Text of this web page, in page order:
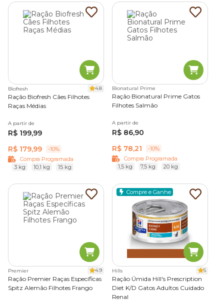
Biofresh 4.8
Ração Biofresh Cães Filhotes
Raças Médias
A partir de
R$ 199,99
R$ 179,99
-10%
Compra Programada
3 kg
10,1 kg 15 kg
Bionatural Prime
Ração Bionatural Prime Gatos
Filhotes Salmão
A partir de
R$ 86,90
R$ 78,21
-10%
Compra Programada
1,5 kg
7,5 kg 20 kg
Premier 4.9
Ração Premier Raças Específicas
Spitz Alemão Filhotes Frango
Compre e Ganhe
Hills 5
Ração Úmida Hill's Prescription
Diet K/D Gatos Adultos Cuidado
Renal